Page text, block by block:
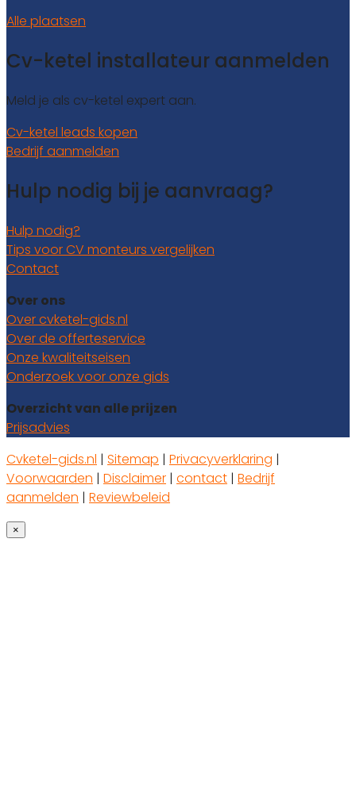
Alle plaatsen
Cv-ketel installateur aanmelden
Meld je als cv-ketel expert aan.
Cv-ketel leads kopen
Bedrijf aanmelden
Hulp nodig bij je aanvraag?
Hulp nodig?
Tips voor CV monteurs vergelijken
Contact
Over ons
Over cvketel-gids.nl
Over de offerteservice
Onze kwaliteitseisen
Onderzoek voor onze gids
Overzicht van alle prijzen
Prijsadvies
Cvketel-gids.nl | Sitemap | Privacyverklaring |
Voorwaarden | Disclaimer | contact | Bedrijf
aanmelden | Reviewbeleid
×